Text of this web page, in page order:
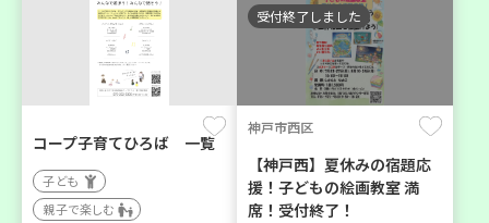
コープ子育てひろば 一覧
子ども
親子で楽しむ
受付終了しました
神戸市西区
【神戸西】夏休みの宿題応
援！子どもの絵画教室 満
席！受付終了！